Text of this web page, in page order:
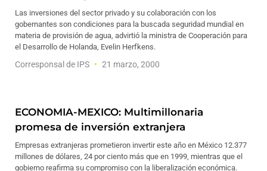
Las inversiones del sector privado y su colaboración con los
gobernantes son condiciones para la buscada seguridad mundial en
materia de provisión de agua, advirtió la ministra de Cooperación para
el Desarrollo de Holanda, Evelin Herfkens.
Corresponsal de IPS 21 marzo, 2000
ECONOMIA-MEXICO: Multimillonaria
promesa de inversión extranjera
Empresas extranjeras prometieron invertir este año en México 12.377
millones de dólares, 24 por ciento más que en 1999, mientras que el
gobierno reafirma su compromiso con la liberalización económica.